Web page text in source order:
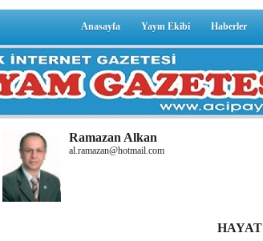
Anasayfa Yayın Ekibi Haberler
Ramazan Alkan
al.ramazan@hotmail.com